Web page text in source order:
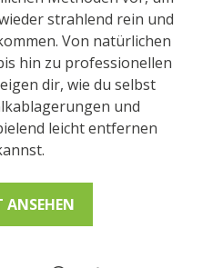
strahlend rein und
Von natürlichen
hin zu professionellen
dir, wie du selbst
und
leicht entfernen
ANSEHEN